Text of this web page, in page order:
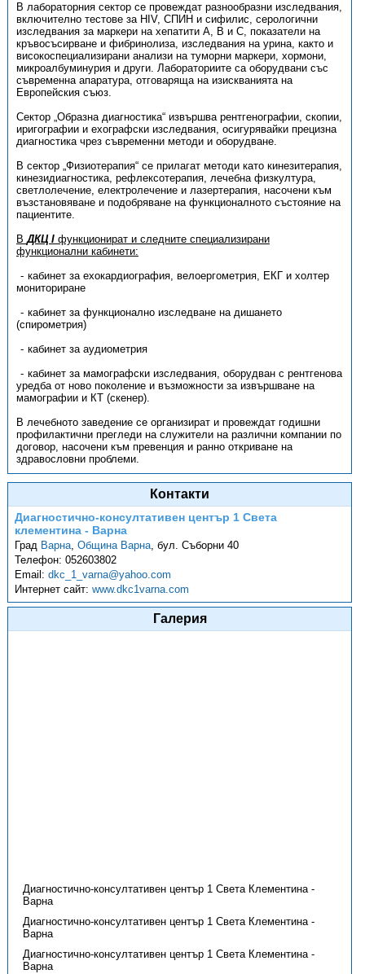
В лабораторния сектор се провеждат разнообразни изследвания,
включително тестове за HIV, СПИН и сифилис, серологични
изследвания за маркери на хепатити А, В и С, показатели на
кръвосъсирване и фибринолиза, изследвания на урина, както и
високоспециализирани анализи на туморни маркери, хормони,
микроалбуминурия и други. Лабораториите са оборудвани със
съвременна апаратура, отговаряща на изискванията на
Европейския съюз.
Сектор „Образна диагностика“ извършва рентгенографии, скопии,
иригографии и ехографски изследвания, осигурявайки прецизна
диагностика чрез съвременни методи и оборудване.
В сектор „Физиотерапия“ се прилагат методи като кинезитерапия,
кинезидиагностика, рефлексотерапия, лечебна физкултура,
светлолечение, електролечение и лазертерапия, насочени към
възстановяване и подобряване на функционалното състояние на
пациентите.
ВДКЦ Iфункционират и следните специализирани
функционални кабинети:
кабинет за ехокардиография, велоергометрия, ЕКГ и холтер
мониториране
кабинет за функционално изследване на дишането
(спирометрия)
кабинет за аудиометрия
кабинет за мамографски изследвания, оборудван с рентгенова
уредба от ново поколение и възможности за извършване на
мамографии и КТ (скенер).
В лечебното заведение се организират и провеждат годишни
профилактични прегледи на служители на различни компании по
договор, насочени към превенция и ранно откриване на
здравословни проблеми.
Контакти
Диагностично-консултативен център 1 Света
клементина - Варна
Град Варна,Община Варна,бул. Съборни 40
Телефон:052603802
Email:dkc_1_varna@yahoo.com
Интернет сайт:www.dkc1varna.com
Галерия
Диагностично-консултативен център 1 Света Клементина -
Варна
Диагностично-консултативен център 1 Света Клементина -
Варна
Диагностично-консултативен център 1 Света Клементина -
Варна